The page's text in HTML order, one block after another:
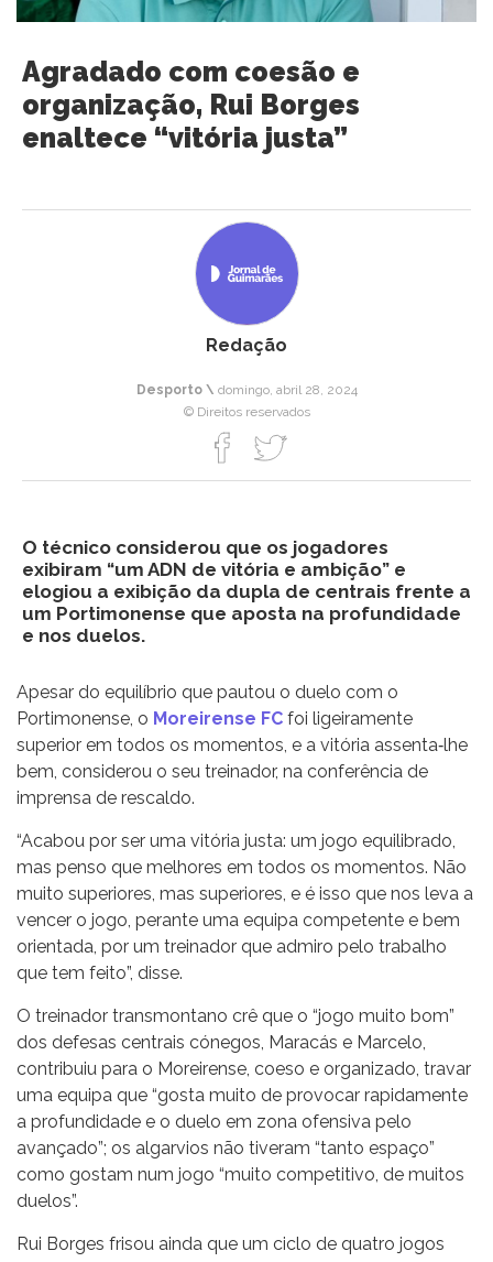
Agradado com coesão e
organização, Rui Borges
enaltece “vitória justa”
Redação
Desporto \ domingo, abril 28, 2024
© Direitos reservados
O técnico considerou que os jogadores
exibiram “um ADN de vitória e ambição” e
elogiou a exibição da dupla de centrais frente a
um Portimonense que aposta na profundidade
e nos duelos.
Apesar do equilíbrio que pautou o duelo com o
Portimonense, o Moreirense FC foi ligeiramente
superior em todos os momentos, e a vitória assenta‐lhe
bem, considerou o seu treinador, na conferência de
imprensa de rescaldo.
“Acabou por ser uma vitória justa: um jogo equilibrado,
mas penso que melhores em todos os momentos. Não
muito superiores, mas superiores, e é isso que nos leva a
vencer o jogo, perante uma equipa competente e bem
orientada, por um treinador que admiro pelo trabalho
que tem feito”, disse.
O treinador transmontano crê que o “jogo muito bom”
dos defesas centrais cónegos, Maracás e Marcelo,
contribuiu para o Moreirense, coeso e organizado, travar
uma equipa que “gosta muito de provocar rapidamente
a profundidade e o duelo em zona ofensiva pelo
avançado”; os algarvios não tiveram “tanto espaço”
como gostam num jogo “muito competitivo, de muitos
duelos”.
Rui Borges frisou ainda que um ciclo de quatro jogos